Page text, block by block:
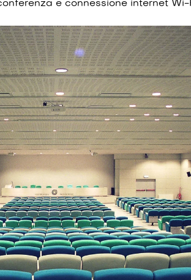
e connessione internet Wi-